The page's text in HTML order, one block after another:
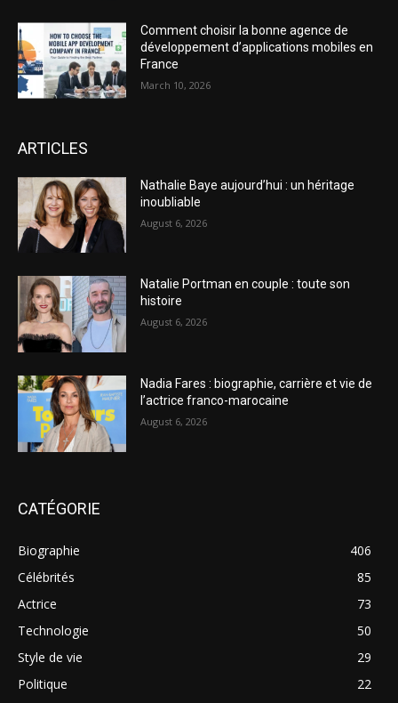
Comment choisir la bonne agence de
développement d’applications mobiles en
France
March 10, 2026
ARTICLES
Nathalie Baye aujourd’hui : un héritage
inoubliable
August 6, 2026
Natalie Portman en couple : toute son
histoire
August 6, 2026
Nadia Fares : biographie, carrière et vie de
l’actrice franco-marocaine
August 6, 2026
CATÉGORIE
Biographie
406
Célébrités
85
Actrice
73
Technologie
50
Style de vie
29
Politique
22